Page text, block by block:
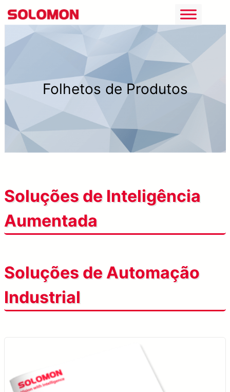
Saltar
o
Folhetos de Produtos
Soluções de Inteligência
Aumentada
Soluções de Automação
Industrial